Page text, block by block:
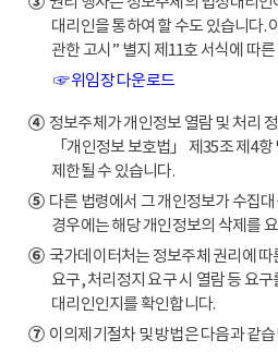
대리인을 통하여 할 수도 있습니다.
관한 고시” 별지 제11호 서식에 따
☞ 위임장 다운로드
④정보주체가 개인정보 열람 및 처리
「개인정보 보호법」 제35조 제4
제한될 수 있습니다.
⑤다른 법령에서 그 개인정보가 수집
경우에는 해당 개인정보의 삭제를
⑥국가데이터처는 정보주체 권리에 따
요구, 처리정지 요구 시 열람 등 요
대리인인지를 확인합니다.
⑦이의제기절차 및 방법은 다음과 같습